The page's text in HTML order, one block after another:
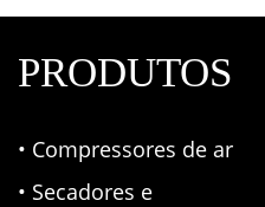
PRODUTOS
• Compressores de ar
• Secadores e